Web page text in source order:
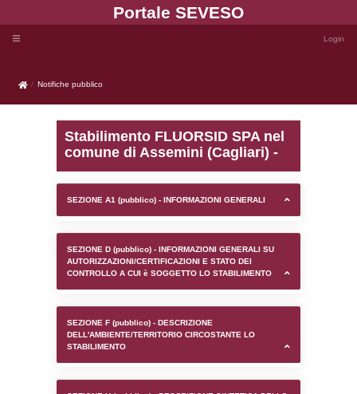
Portale
Notifiche pubblico
Notifiche pubblico
Stabilimento FLUORSID
comune di Assemini
SEZIONE A1 (pubblico) - INFORMAZIONI
SEZIONE D (pubblico) - INFORMAZIONI